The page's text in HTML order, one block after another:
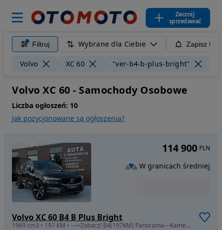
Zacznij
sprzedawać
Filtruj Wybrane dla Ciebie Zapisz
Volvo XC 60 "ver-b4-b-plus-bright"
Volvo XC 60 - Samochody Osobowe
Liczba ogłoszeń: 10
Jak pozycjonowane są ogłoszenia?
Volvo XC 60 B4 B Plus Bright
1969 cm3 • 197 KM • —>Zobacz! B4(197KM) Panorama—Kamera—Alu 20’’—FACELIFT—Gwarancja—TOP!—
114 900 PLN
W granicach średniej